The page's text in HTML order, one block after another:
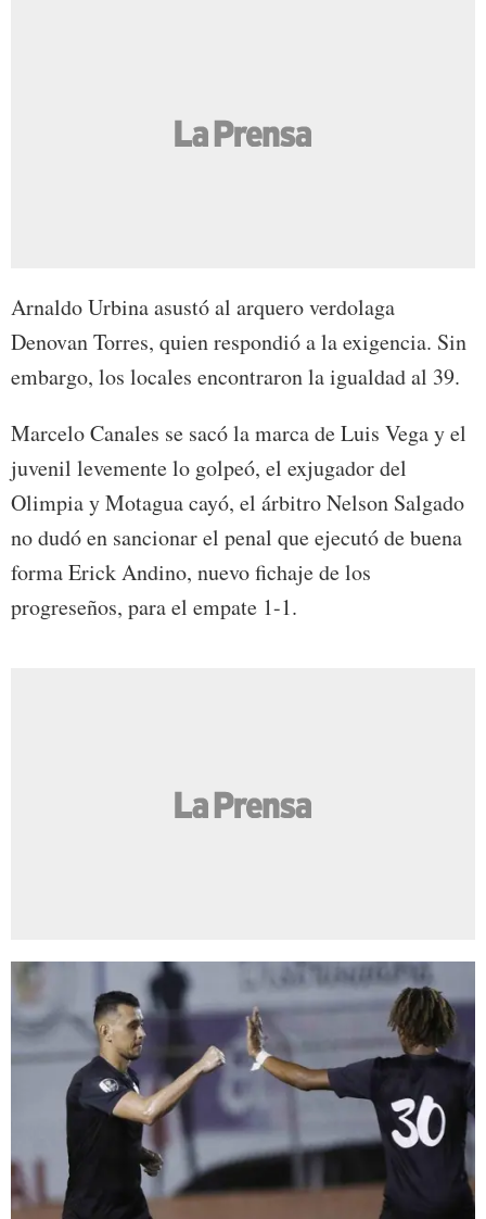
Arnaldo Urbina asustó al arquero verdolaga
Denovan Torres, quien respondió a la exigencia. Sin
embargo, los locales encontraron la igualdad al 39.
Marcelo Canales se sacó la marca de Luis Vega y el
juvenil levemente lo golpeó, el exjugador del
Olimpia y Motagua cayó, el árbitro Nelson Salgado
no dudó en sancionar el penal que ejecutó de buena
forma Erick Andino, nuevo fichaje de los
progreseños, para el empate 1-1.